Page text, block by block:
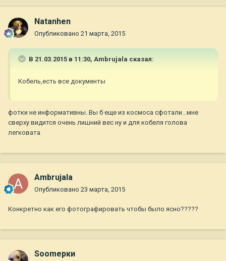
Natanhen
Опубликовано 21 марта, 2015
В 21.03.2015 в 11:30, Ambrujala сказал:
Кобель,есть все документы
фотки не информативны..Вы б еще из космоса сфотали...мне
сверху видится очень лишний вес ну и для кобеля голова
легковата
Ambrujala
Опубликовано 23 марта, 2015
Конкретно как его фотографировать чтобы было ясно?????
Soomерки